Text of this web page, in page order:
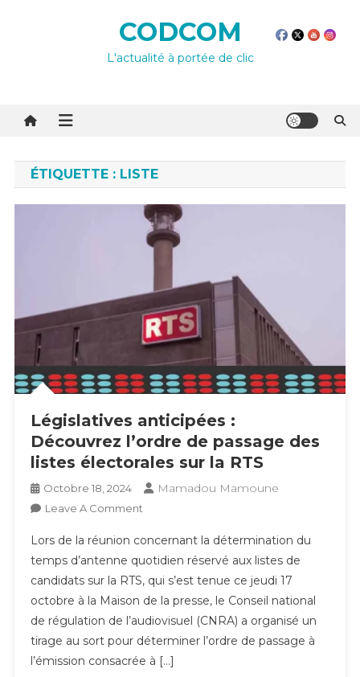
CODCOM
L'actualité à portée de clic
ÉTIQUETTE : LISTE
Législatives anticipées :
Découvrez l’ordre de passage des
listes électorales sur la RTS
Octobre 18, 2024 Mamadou Mamoune
Leave A CommentOn
Anticipées
:
Découvrez
L’ordre
De
Passage
Des
Lors de la réunion concernant la détermination du
temps d’antenne quotidien réservé aux listes de
candidats sur la RTS, qui s’est tenue ce jeudi 17
octobre à la Maison de la presse, le Conseil national
de régulation de l’audiovisuel (CNRA) a organisé un
tirage au sort pour déterminer l’ordre de passage à
l’émission consacrée à […]